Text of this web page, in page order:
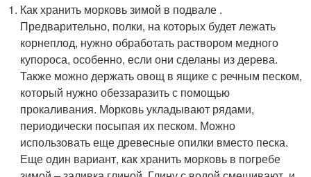
Как хранить морковь зимой в подвале .
Предварительно, полки, на которых будет лежать
корнеплод, нужно обработать раствором медного
купороса, особенно, если они сделаны из дерева.
Также можно держать овощ в ящике с речным песком,
который нужно обеззаразить с помощью
прокаливания. Морковь укладывают рядами,
периодически посыпая их песком. Можно
использовать еще древесные опилки вместо песка.
Еще один вариант, как хранить морковь в погребе